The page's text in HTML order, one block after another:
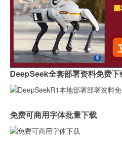
DeepSeek全套部署资料免费下
免费可商用字体批量下载